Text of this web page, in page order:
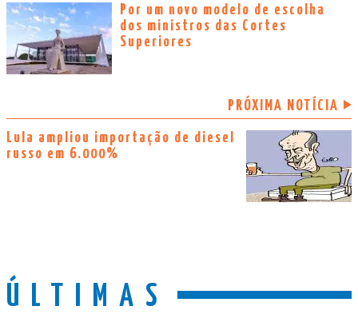
Por um novo modelo de escolha
dos ministros das Cortes
Superiores
PRÓXIMA NOTÍCIA
Lula ampliou importação de diesel
russo em 6.000%
ÚLTIMAS